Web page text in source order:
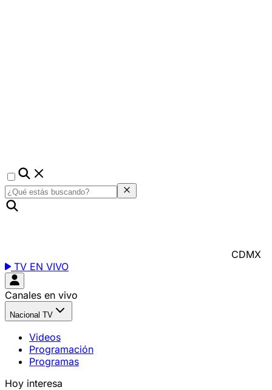
CDMX
TV EN VIVO
Canales en vivo
Nacional TV
Videos
Programación
Programas
Hoy interesa